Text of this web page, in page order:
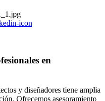
en
y diseñadores tiene amplia
Ofrecemos asesoramiento